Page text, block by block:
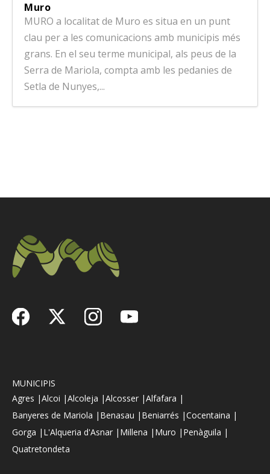
Muro
MURO a localitat de Muro es situa en un punt
clau per a les comunicacions amb municipis més
grans. En el seu terme municipal, als peus de la
Serra de Mariola, compta amb les pedanies de
Setla de Nunyes,...
MUNICIPIS
Agres |Alcoi |Alcoleja |Alcosser |Alfafara |
Banyeres de Mariola | Benasau | Beniarrés |Cocentaina |
Gorga | L'Alqueria d'Asnar | Millena | Muro | Penàguila |
Quatretondeta